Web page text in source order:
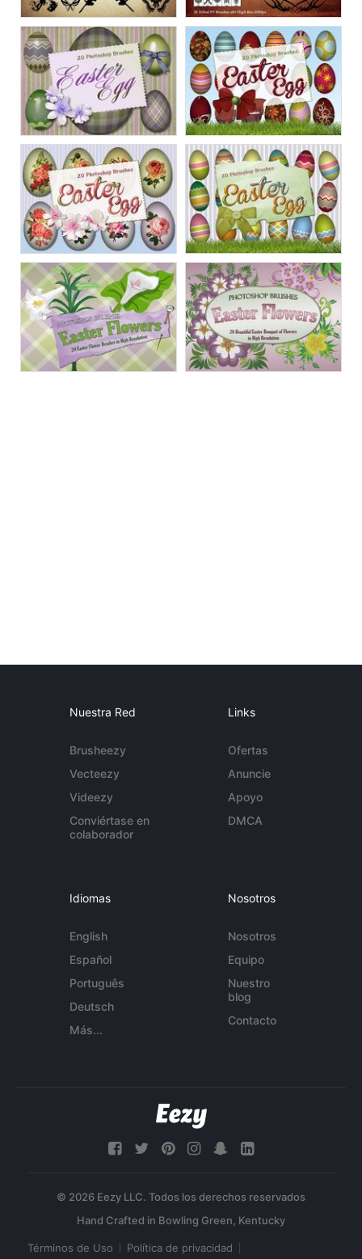
Nuestra Red
Brusheezy
Vecteezy
Videezy
Conviértase en
colaborador
Links
Ofertas
Anuncie
Apoyo
DMCA
Idiomas
English
Español
Português
Deutsch
Más...
Nosotros
Nosotros
Equipo
Nuestro
blog
Contacto
© 2026 Eezy LLC. Todos los derechos reservados
Términos de Uso Política de privacidad